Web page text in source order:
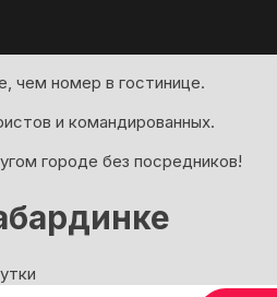
чем номер в гостинице.
и командированных.
городе без посредников!